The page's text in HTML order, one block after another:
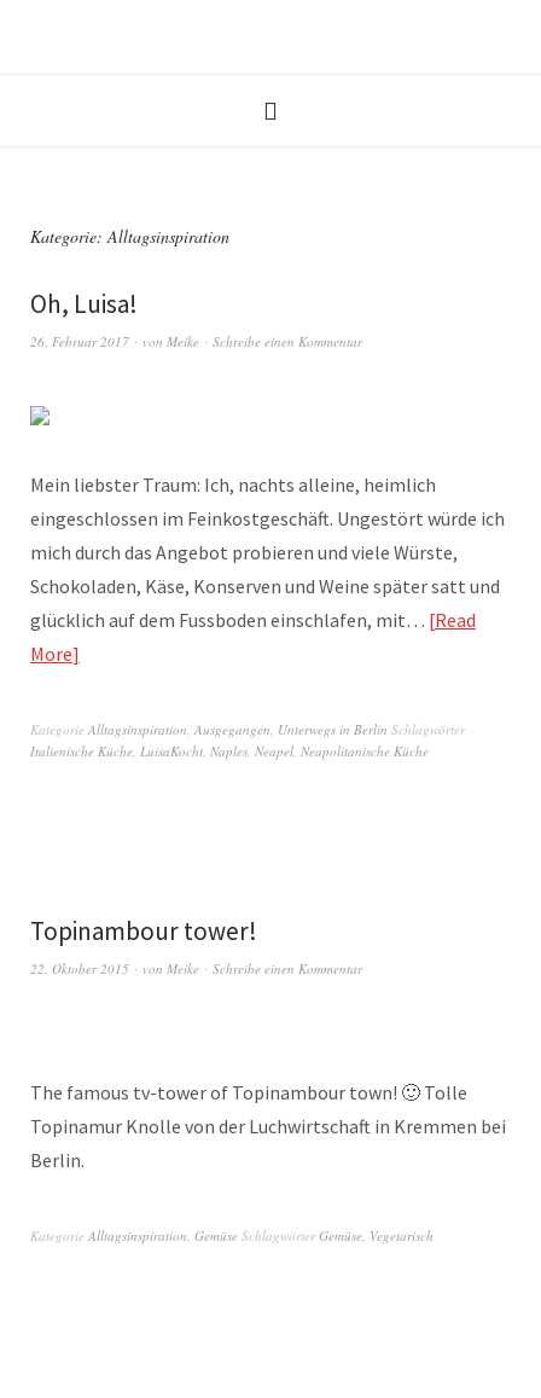
Kategorie:Alltagsinspiration
Oh, Luisa!
26. Februar 2017 von Meike Schreibe einen Kommentar
Mein liebster Traum: Ich, nachts alleine, heimlich
eingeschlossen im Feinkostgeschäft. Ungestört würde ich
mich durch das Angebot probieren und viele Würste,
Schokoladen, Käse, Konserven und Weine später satt und
glücklich auf dem Fussboden einschlafen, mit… Read
More
Kategorie Alltagsinspiration, Ausgegangen, Unterwegs in Berlin Schlagwörter
Italienische Küche, LuisaKocht, Naples, Neapel, Neapolitanische Küche
Topinambour tower!
22. Oktober 2015 von Meike Schreibe einen Kommentar
The famous tv-tower of Topinambour town! 🙂 Tolle
Topinamur Knolle von der Luchwirtschaft in Kremmen bei
Berlin.
Kategorie Alltagsinspiration, Gemüse SchlagwörterGemüse, Vegetarisch